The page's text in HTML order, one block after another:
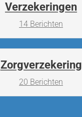
Verzekeringen
14 Berichten
Zorgverzekering
20 Berichten